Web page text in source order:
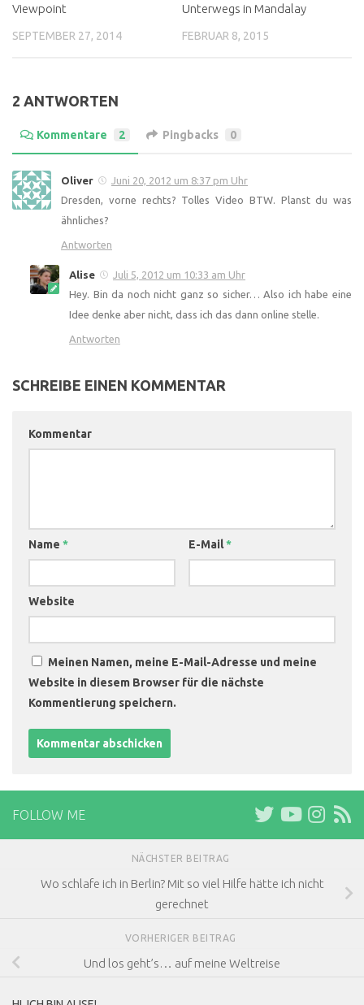
Viewpoint
SEPTEMBER 27, 2014
Unterwegs in Mandalay
FEBRUAR 8, 2015
2 ANTWORTEN
Kommentare 2 Pingbacks 0
Oliver
Juni 20, 2012 um 8:37 pm Uhr
Dresden, vorne rechts? Tolles Video BTW. Planst du was
ähnliches?
Antworten
Alise
Juli 5, 2012 um 10:33 am Uhr
Hey. Bin da noch nicht ganz so sicher… Also ich habe eine
Idee denke aber nicht, dass ich das dann online stelle.
Antworten
SCHREIBE EINEN KOMMENTAR
Kommentar
Name * E-Mail*
Website
Meinen Namen, meine E-Mail-Adresse und meine
Website in diesem Browser für die nächste
Kommentierung speichern.
FOLLOW ME
NÄCHSTER BEITRAG
Wo schlafe ich in Berlin? Mit so viel Hilfe hätte ich nicht
gerechnet
VORHERIGER BEITRAG
Und los geht’s… auf meine Weltreise